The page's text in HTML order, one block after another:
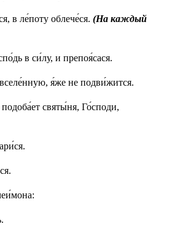
в ле́поту облече́ся. (На каждый
в си́лу, и препоя́сася.
я́же не подви́жится.
святы́ня, Го́споди,